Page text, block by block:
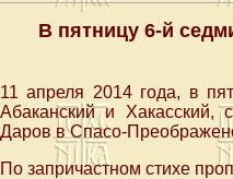
В пятницу 6-й
11 апреля 2014 года, в
Абаканский и Хакасский,
Даров в Спасо-
По запричастном стихе